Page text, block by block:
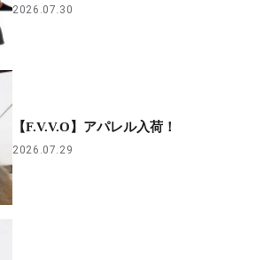
2026.07.30
【F.V.V.O】アパレル入荷！
2026.07.29